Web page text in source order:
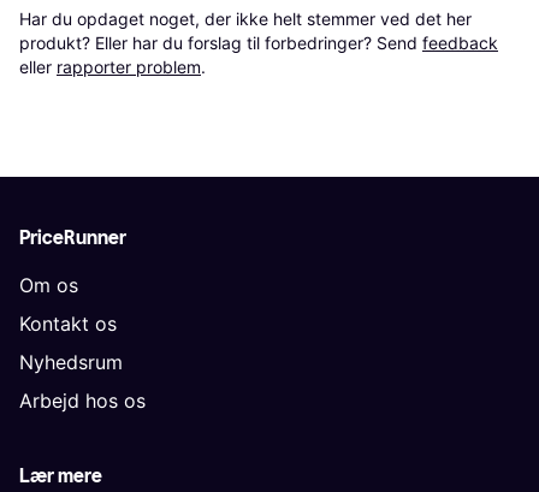
Har du opdaget noget, der ikke helt stemmer ved det her
produkt? Eller har du forslag til forbedringer? Send feedback
eller rapporter problem.
PriceRunner
Om os
Kontakt os
Nyhedsrum
Arbejd hos os
Lær mere